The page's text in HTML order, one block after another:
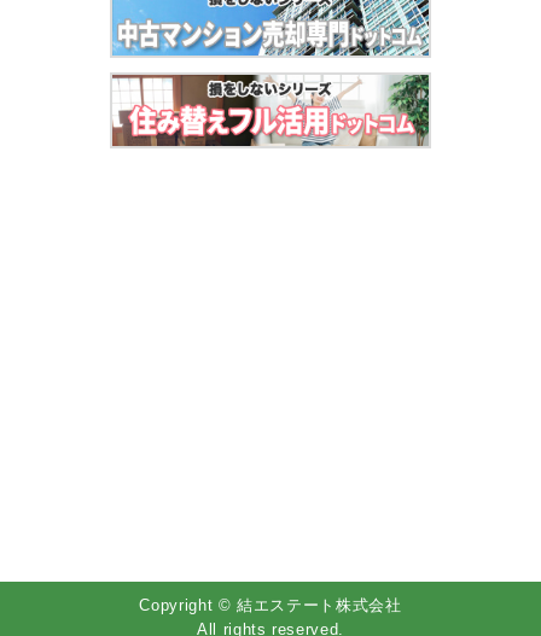
Copyright © 結エステート株式会社
All rights reserved.